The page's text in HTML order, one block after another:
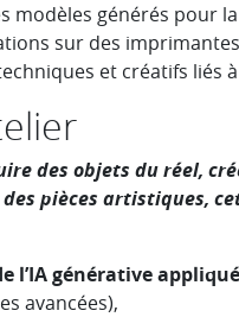
modèles générés pour
sur des
et créatifs liés
des objets du réel,
pièces artistiques,
l’IA générative
avancées),